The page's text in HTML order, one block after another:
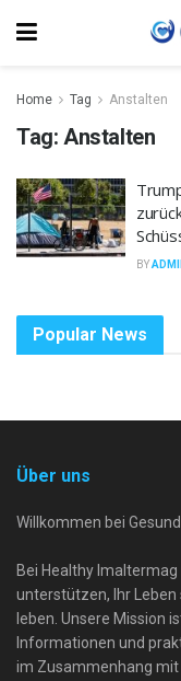
Home Tag Anstalten
Tag: Anstalten
BY
Popular News
Über uns
Willkommen bei
Bei Healthy
unterstützen, Ihr Leben
leben. Unsere Mission
Informationen und
im Zusammenhang mit